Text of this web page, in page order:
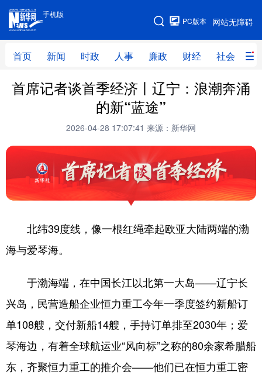
手机版
网站无障碍
PC版本
首页 新闻 时政 人事 廉政 财经 社会 科
手机版
网站地图
首页 新闻 时政 人事
财经 社会
体育 视频 直播 无人机
北京 天津 河北 山西
辽宁
浙江 安徽 福建 江西
山东 河南 湖北 湖南
广东 广西 海南 重庆
四川 云南 西藏
首席记者谈首季经济丨辽宁：浪潮奔涌
的新“蓝途”
2026-04-28 17:07:41 来源：新华网
北纬39度线，像一根红绳牵起欧亚大陆两端的渤
海与爱琴海。
于渤海端，在中国长江以北第一大岛——辽宁长
兴岛，民营造船企业恒力重工今年一季度签约新船订
单108艘，交付新船14艘，手持订单排至2030年；爱
琴海边，有着全球航运业“风向标”之称的80余家希腊船
东，齐聚恒力重工的推介会——他们已在恒力重工密